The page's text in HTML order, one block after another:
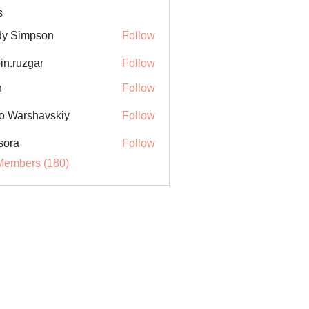
Simpson
Follow
Follow
Follow
Warshavskiy Follow
Follow
(180)